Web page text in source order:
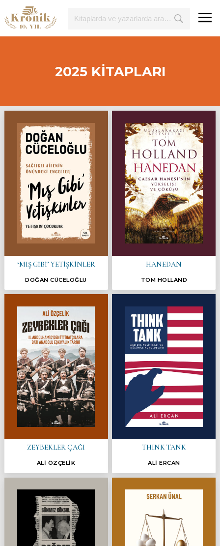
2025 KİTAPLARI
‘MIŞ GİBİ’ YETİŞKİNLER
DOĞAN CÜCELOĞLU
HANEDAN
TOM HOLLAND
ZEYBEKLER ÇAĞI
ALİ ÖZÇELİK
THINK TANK
ALİ ERCAN